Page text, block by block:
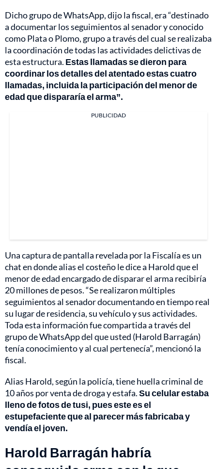
Dicho grupo de WhatsApp, dijo la fiscal, era “destinado
a documentar los seguimientos al senador y conocido
como Plata o Plomo, grupo a través del cual se realizaba
la coordinación de todas las actividades delictivas de
esta estructura. Estas llamadas se dieron para
coordinar los detalles del atentado estas cuatro
llamadas, incluida la participación del menor de
edad que dispararía el arma”.
PUBLICIDAD
Una captura de pantalla revelada por la Fiscalía es un
chat en donde alias el costeño le dice a Harold que el
menor de edad encargado de disparar el arma recibiría
20 millones de pesos. “Se realizaron múltiples
seguimientos al senador documentando en tiempo real
su lugar de residencia, su vehículo y sus actividades.
Toda esta información fue compartida a través del
grupo de WhatsApp del que usted (Harold Barragán)
tenía conocimiento y al cual pertenecía”, mencionó la
fiscal.
Alias Harold, según la policía, tiene huella criminal de
10 años por venta de droga y estafa.Su celular estaba
lleno de fotos de tusi, pues este es el
estupefaciente que al parecer más fabricaba y
vendía el joven.
Harold Barragán habría